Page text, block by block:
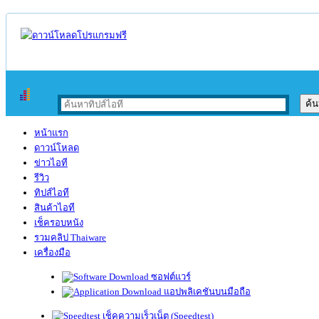
หน้าแรก
ดาวน์โหลด
ข่าวไอที
รีวิว
ทิปส์ไอที
สินค้าไอที
เช็ครอบหนัง
รวมคลิป Thaiware
เครื่องมือ
ซอฟต์แวร์
แอปพลิเคชันบนมือถือ
เช็คความเร็วเน็ต (Speedtest)